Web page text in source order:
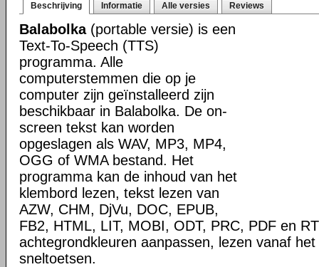
Beschrijving Informatie Alle versies Reviews
Balabolka(portable versie) is een
Text-To-Speech (TTS)
programma. Alle
computerstemmen die op je
computer zijn geïnstalleerd zijn
beschikbaar in Balabolka. De on-
screen tekst kan worden
opgeslagen als WAV, MP3, MP4,
OGG of WMA bestand. Het
programma kan de inhoud van het
klembord lezen, tekst lezen van
AZW, CHM, DjVu, DOC, EPUB,
FB2, HTML, LIT, MOBI, ODT, PRC, PDF en
achtegrondkleuren aanpassen, lezen vanaf
sneltoetsen.